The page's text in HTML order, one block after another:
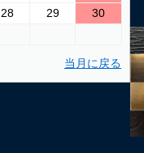
28 29 30
当月に戻る